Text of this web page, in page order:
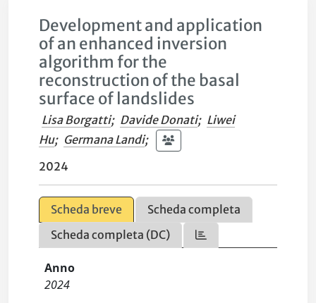
Development and application
of an enhanced inversion
algorithm for the
reconstruction of the basal
surface of landslides
Lisa Borgatti; Davide Donati; Liwei
Hu; Germana Landi;
2024
Scheda breve
Scheda completa
Scheda completa (DC)
Anno
2024